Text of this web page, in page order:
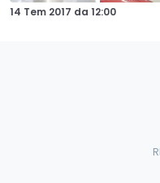
14 Tem 2017 da 12:00